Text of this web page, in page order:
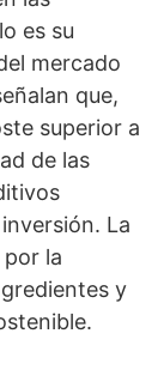
es su
mercado
que,
superior a
de las
La
la
y